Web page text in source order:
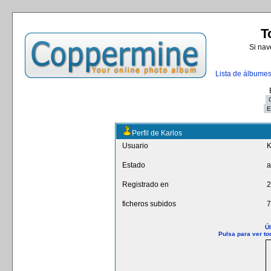
Si
Lista de álbumes
Perfil de Karlos
Usuario
Estado
Registrado en
ficheros subidos
Pulsa para ver